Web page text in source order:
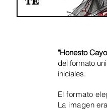
"Honesto
del formato
iniciales.
El formato
La imagen